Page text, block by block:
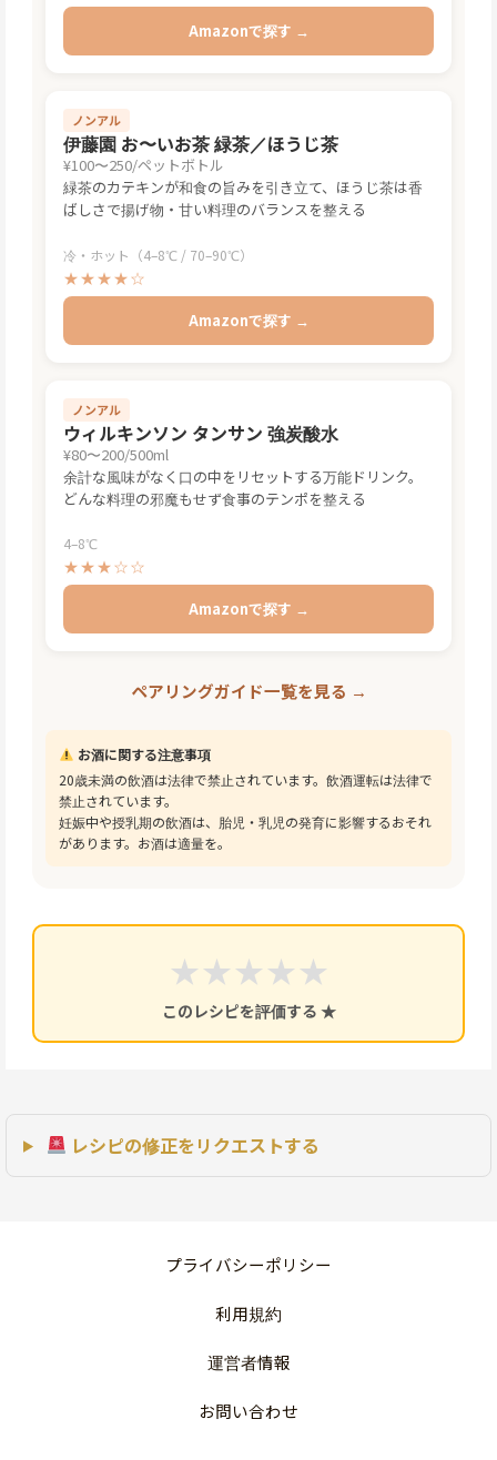
Amazonで探す →
ノンアル
伊藤園 お〜いお茶 緑茶／ほうじ茶
¥100〜250/ペットボトル
緑茶のカテキンが和食の旨みを引き立て、ほうじ茶は香
ばしさで揚げ物・甘い料理のバランスを整える
冷・ホット（4–8℃ / 70–90℃）
★★★★☆
Amazonで探す →
ノンアル
ウィルキンソン タンサン 強炭酸水
¥80〜200/500ml
余計な風味がなく口の中をリセットする万能ドリンク。
どんな料理の邪魔もせず食事のテンポを整える
4–8℃
★★★☆☆
Amazonで探す →
ペアリングガイド一覧を見る →
お酒に関する注意事項
20歳未満の飲酒は法律で禁止されています。飲酒運転は法律で
禁止されています。
妊娠中や授乳期の飲酒は、胎児・乳児の発育に影響するおそれ
があります。お酒は適量を。
★
★
★
★
★
このレシピを評価する ★
レシピの修正をリクエストする
プライバシーポリシー
利用規約
運営者情報
お問い合わせ